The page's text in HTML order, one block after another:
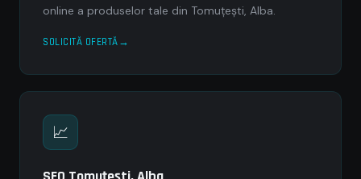
online a produselor tale din Tomuţeşti, Alba.
SOLICITĂ OFERTĂ
📈